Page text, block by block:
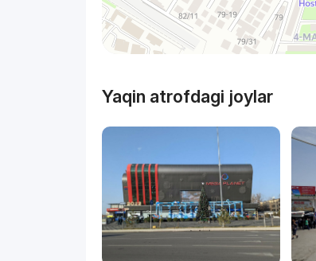
Yaqin atrofdagi joylar